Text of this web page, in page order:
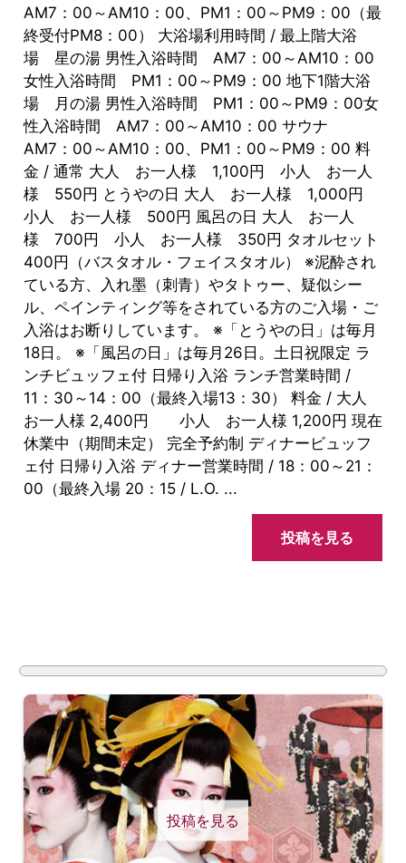
AM7：00～AM10：00、PM1：00～PM9：00（最
終受付PM8：00） 大浴場利用時間 / 最上階大浴
場 星の湯 男性入浴時間 AM7：00～AM10：00
女性入浴時間 PM1：00～PM9：00 地下1階大浴
場 月の湯 男性入浴時間 PM1：00～PM9：00女
性入浴時間 AM7：00～AM10：00 サウナ
AM7：00～AM10：00、PM1：00～PM9：00 料
金 / 通常 大人 お一人様 1,100円 小人 お一人
様 550円 とうやの日 大人 お一人様 1,000円
小人 お一人様 500円 風呂の日 大人 お一人
様 700円 小人 お一人様 350円 タオルセット
400円（バスタオル・フェイスタオル） ※泥酔され
ている方、入れ墨（刺青）やタトゥー、疑似シー
ル、ペインティング等をされている方のご入場・ご
入浴はお断りしています。 ※「とうやの日」は毎月
18日。 ※「風呂の日」は毎月26日。土日祝限定 ラ
ンチビュッフェ付 日帰り入浴 ランチ営業時間 /
11：30～14：00（最終入場13：30） 料金 / 大人
お一人様 2,400円 小人 お一人様 1,200円 現在
休業中（期間未定） 完全予約制 ディナービュッフ
ェ付 日帰り入浴 ディナー営業時間 / 18：00～21：
00（最終入場 20：15 / L.O. ...
投稿を見る
投稿を見る